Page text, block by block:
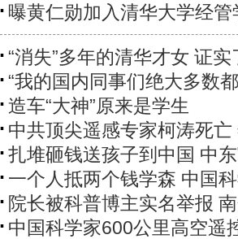
曝黄仁勋加入清华大学经
“消失”多年的清华才女 证
“我的国内同事们绝大多数都
造车“大神”原来是学生
中共顶尖遥感专家柯涛死亡
扎堆砸钱送孩子到中国 中
一个人抵两个钱学森 中国
院长被科普博主实名举报
中国科学家600公里高空遥